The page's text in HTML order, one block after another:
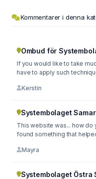
Kommentarer i denna
Ombud för
If you would like to take
have to apply such
Kerstin
Systembolaget
This website was... how do
found something that
Mayra
Systembolaget Östra